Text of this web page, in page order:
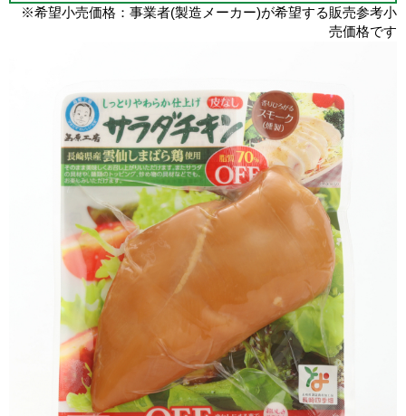
※希望小売価格：事業者(製造メーカー)が希望する販売参考小
売価格です